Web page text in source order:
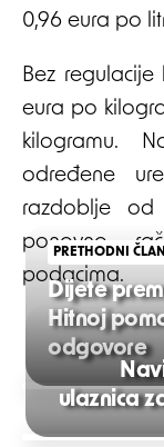
0,96 eura po
Bez regulacije
eura po
kilogramu.
određene
razdoblje
ponovno
podacima.
Post
PRETHODNI
Dijete
Hitnoj
odgovore
ulaznica